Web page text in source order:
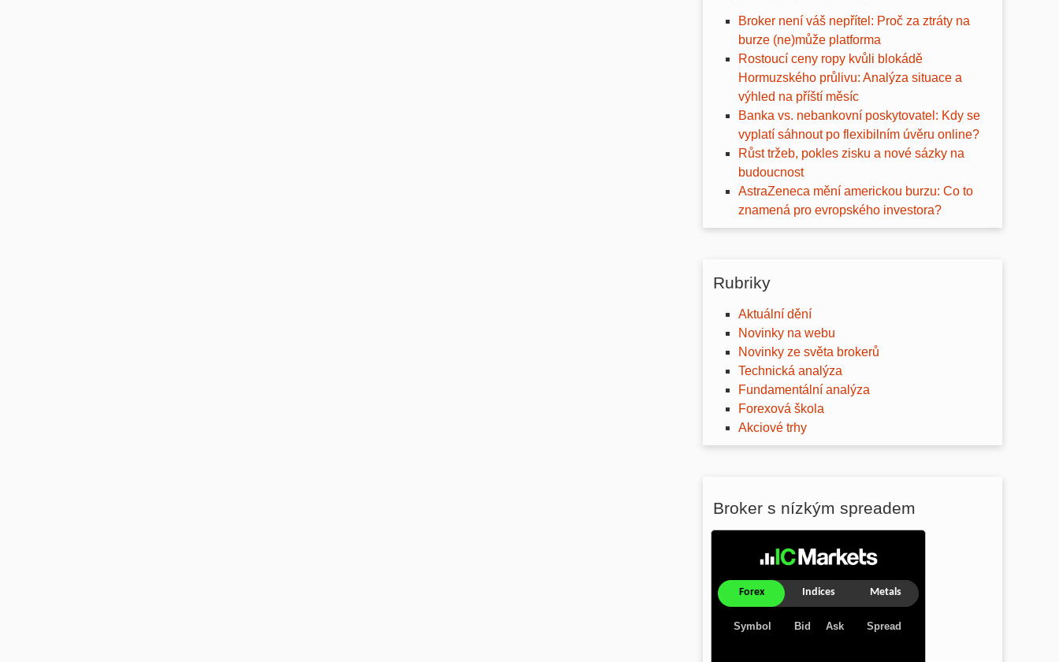
Broker není váš nepřítel: Proč za ztráty na
burze (ne)může platforma
Rostoucí ceny ropy kvůli blokádě
Hormuzského průlivu: Analýza situace a
výhled na příští měsíc
Banka vs. nebankovní poskytovatel: Kdy se
vyplatí sáhnout po flexibilním úvěru online?
Růst tržeb, pokles zisku a nové sázky na
budoucnost
AstraZeneca mění americkou burzu: Co to
znamená pro evropského investora?
Rubriky
Aktuální dění
Novinky na webu
Novinky ze světa brokerů
Technická analýza
Fundamentální analýza
Forexová škola
Akciové trhy
Broker s nízkým spreadem